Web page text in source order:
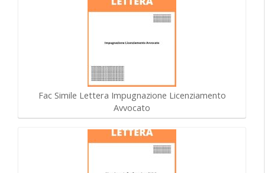
Fac Simile Lettera Impugnazione Licenziamento
Avvocato